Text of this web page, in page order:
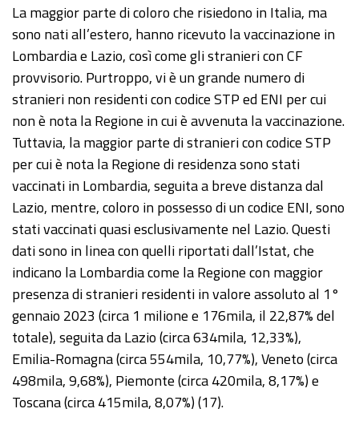
La maggior parte di coloro che risiedono in Italia, ma
sono nati all’estero, hanno ricevuto la vaccinazione in
Lombardia e Lazio, così come gli stranieri con CF
provvisorio. Purtroppo, vi è un grande numero di
stranieri non residenti con codice STP ed ENI per cui
non è nota la Regione in cui è avvenuta la vaccinazione.
Tuttavia, la maggior parte di stranieri con codice STP
per cui è nota la Regione di residenza sono stati
vaccinati in Lombardia, seguita a breve distanza dal
Lazio, mentre, coloro in possesso di un codice ENI, sono
stati vaccinati quasi esclusivamente nel Lazio. Questi
dati sono in linea con quelli riportati dall’Istat, che
indicano la Lombardia come la Regione con maggior
presenza di stranieri residenti in valore assoluto al 1°
gennaio 2023 (circa 1 milione e 176mila, il 22,87% del
totale), seguita da Lazio (circa 634mila, 12,33%),
Emilia-Romagna (circa 554mila, 10,77%), Veneto (circa
498mila, 9,68%), Piemonte (circa 420mila, 8,17%) e
Toscana (circa 415mila, 8,07%) (17).